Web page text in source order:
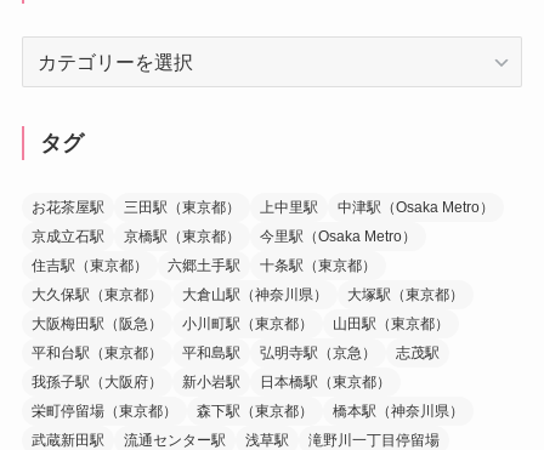
タグ
お花茶屋駅 三田駅（東京都） 上中里駅
中津駅（Osaka Metro）
京成立石駅
京橋駅（東京都）
今里駅（Osaka Metro）
住吉駅（東京都）
六郷土手駅
十条駅（東京都）
大久保駅（東京都）
大倉山駅（神奈川県）
大塚駅（東京都）
大阪梅田駅（阪急）
小川町駅（東京都）
山田駅（東京都）
平和台駅（東京都）
平和島駅 弘明寺駅（京急）
志茂駅
我孫子駅（大阪府）
新小岩駅
日本橋駅（東京都）
栄町停留場（東京都）
森下駅（東京都）
橋本駅（神奈川県）
武蔵新田駅
流通センター駅 浅草駅
滝野川一丁目停留場